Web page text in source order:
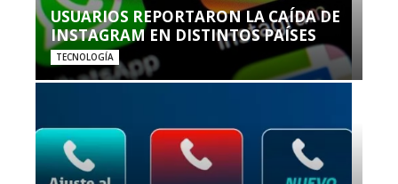
USUARIOS REPORTARON LA CAÍDA DE
INSTAGRAM EN DISTINTOS PAÍSES
TECNOLOGÍA